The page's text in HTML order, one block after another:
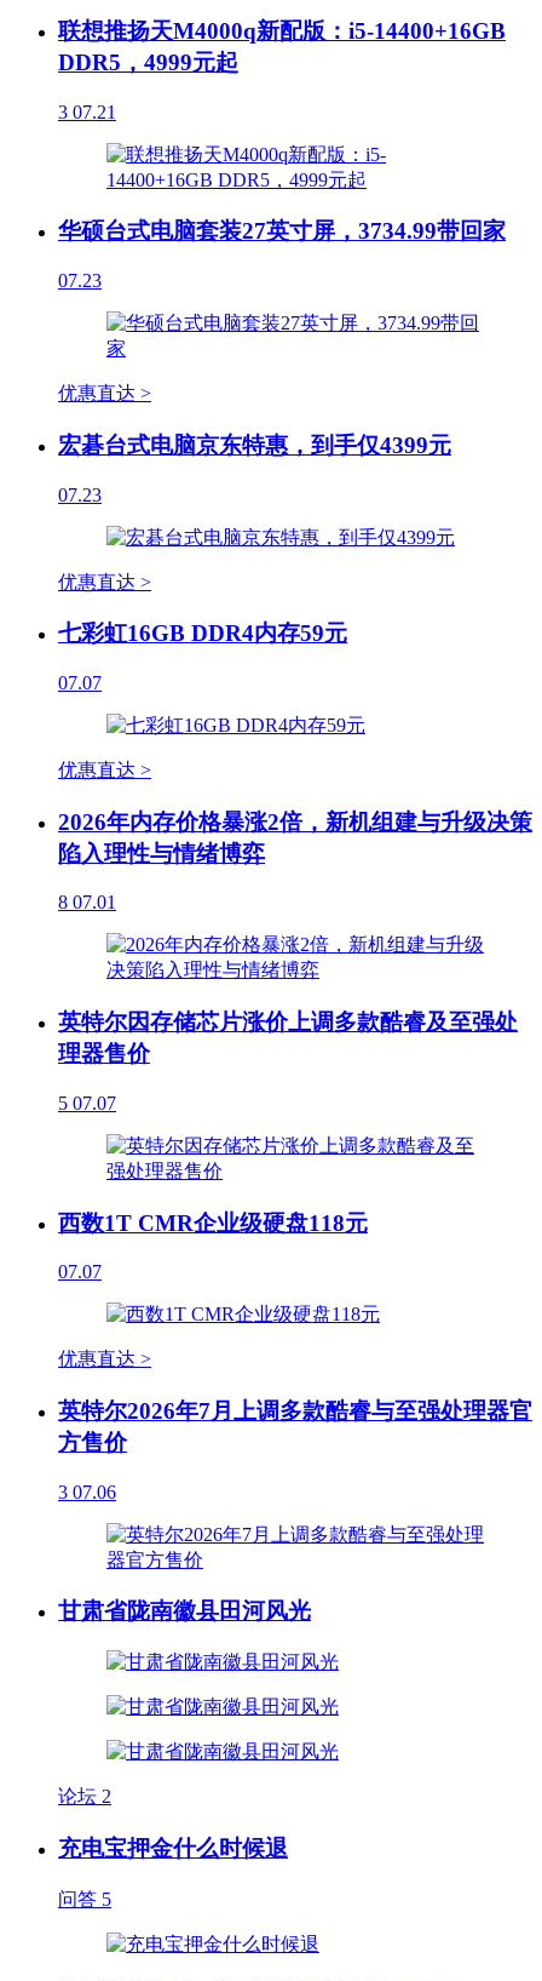
联想推扬天M4000q新配版：i5-14400+16GB
DDR5，4999元起
3 07.21
华硕台式电脑套装27英寸屏，3734.99带回家
07.23
优惠直达 >
宏碁台式电脑京东特惠，到手仅4399元
07.23
优惠直达 >
七彩虹16GB DDR4内存59元
07.07
优惠直达 >
2026年内存价格暴涨2倍，新机组建与升级决策
陷入理性与情绪博弈
8 07.01
英特尔因存储芯片涨价上调多款酷睿及至强处
理器售价
5 07.07
西数1T CMR企业级硬盘118元
07.07
优惠直达 >
英特尔2026年7月上调多款酷睿与至强处理器官
方售价
3 07.06
甘肃省陇南徽县田河风光
论坛 2
充电宝押金什么时候退
问答 5